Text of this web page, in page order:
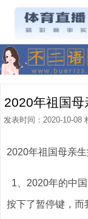
2020年祖国
发表时间：2020-10-08
2020年祖国母亲
1、2020年的中
按下了暂停键，而